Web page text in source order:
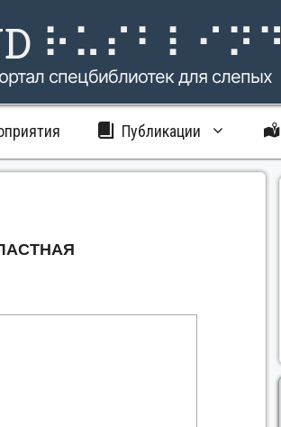
⠗⠥⠎⠃⠇⠊⠝⠙
спецбиблиотек для слепых
Публикации